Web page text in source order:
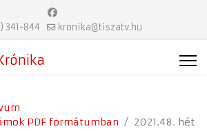
341-844 kronika@tiszatv.hu
PDF formátumban
2021.48. hét